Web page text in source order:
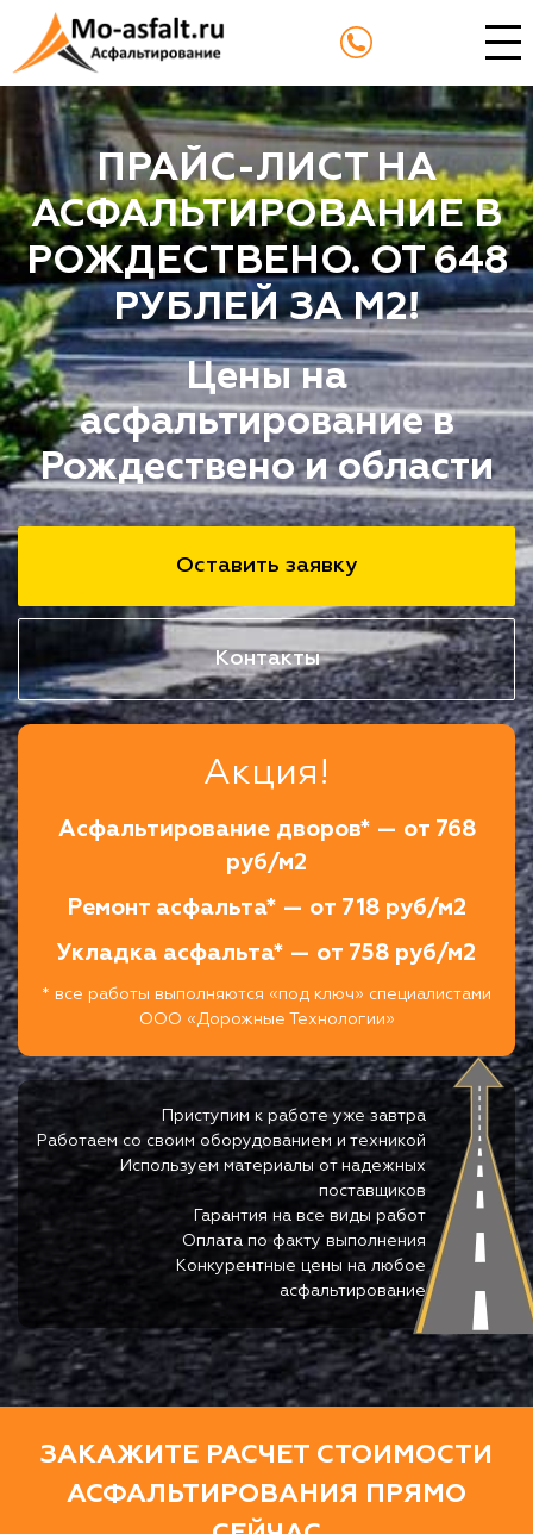
ПРАЙС-ЛИСТ НА
АСФАЛЬТИРОВАНИЕ В
РОЖДЕСТВЕНО. ОТ 648
РУБЛЕЙ ЗА М2!
Цены на
асфальтирование в
Рождествено и области
Оставить заявку
Контакты
Акция!
Асфальтирование дворов* — от 768
руб/м2
Ремонт асфальта* — от 718 руб/м2
Укладка асфальта* — от 758 руб/м2
* все работы выполняются «под ключ» специалистами
ООО «Дорожные Технологии»
Приступим к работе уже завтра
Работаем со своим оборудованием и техникой
Используем материалы от надежных
поставщиков
Гарантия на все виды работ
Оплата по факту выполнения
Конкурентные цены на любое
асфальтирование
ЗАКАЖИТЕ РАСЧЕТ СТОИМОСТИ
АСФАЛЬТИРОВАНИЯ ПРЯМО